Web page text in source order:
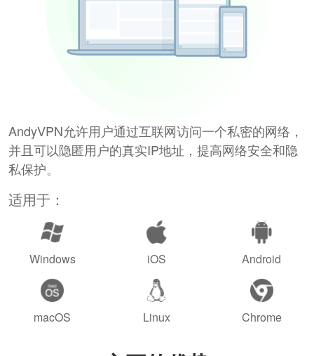
AndyVPN允许用户通过互联网访问一个私密的网络，
并且可以隐匿用户的真实IP地址，提高网络安全和隐
私保护。
适用于：
Windows iOS Android
macOS Linux Chrome